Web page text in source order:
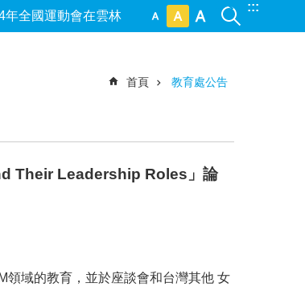
:::
年全國運動會在雲林
首頁 教育處公告
Their Leadership Roles」論
領域的教育，並於座談會和台灣其他 女